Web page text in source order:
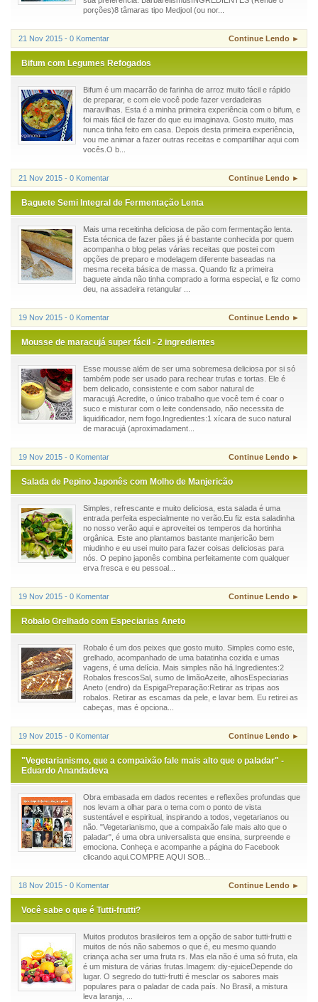
porções)8 tâmaras tipo Medjool (ou nor...
21 Nov 2015 - 0 Komentar Continue Lendo ►
Bifum com Legumes Refogados
Bifum é um macarrão de farinha de arroz muito fácil e rápido
de preparar, e com ele você pode fazer verdadeiras
maravilhas. Esta é a minha primeira experiência com o bifum, e
foi mais fácil de fazer do que eu imaginava. Gosto muito, mas
nunca tinha feito em casa. Depois desta primeira experiência,
vou me animar a fazer outras receitas e compartilhar aqui com
vocês.O b...
21 Nov 2015 - 0 Komentar Continue Lendo ►
Baguete Semi Integral de Fermentação Lenta
Mais uma receitinha deliciosa de pão com fermentação lenta.
Esta técnica de fazer pães já é bastante conhecida por quem
acompanha o blog pelas várias receitas que postei com
opções de preparo e modelagem diferente baseadas na
mesma receita básica de massa. Quando fiz a primeira
baguete ainda não tinha comprado a forma especial, e fiz como
deu, na assadeira retangular ...
19 Nov 2015 - 0 Komentar Continue Lendo ►
Mousse de maracujá super fácil - 2 ingredientes
Esse mousse além de ser uma sobremesa deliciosa por si só
também pode ser usado para rechear trufas e tortas. Ele é
bem delicado, consistente e com sabor natural de
maracujá.Acredite, o único trabalho que você tem é coar o
suco e misturar com o leite condensado, não necessita de
liquidificador, nem fogo.Ingredientes:1 xícara de suco natural
de maracujá (aproximadament...
19 Nov 2015 - 0 Komentar Continue Lendo ►
Salada de Pepino Japonês com Molho de Manjericão
Simples, refrescante e muito deliciosa, esta salada é uma
entrada perfeita especialmente no verão.Eu fiz esta saladinha
no nosso verão aqui e aproveitei os temperos da hortinha
orgânica. Este ano plantamos bastante manjericão bem
miudinho e eu usei muito para fazer coisas deliciosas para
nós. O pepino japonês combina perfeitamente com qualquer
erva fresca e eu pessoal...
19 Nov 2015 - 0 Komentar Continue Lendo ►
Robalo Grelhado com Especiarias Aneto
Robalo é um dos peixes que gosto muito. Simples como este,
grelhado, acompanhado de uma batatinha cozida e umas
vagens, é uma delícia. Mais simples não há.Ingredientes:2
Robalos frescosSal, sumo de limãoAzeite, alhosEspeciarias
Aneto (endro) da EspigaPreparação:Retirar as tripas aos
robalos. Retirar as escamas da pele, e lavar bem. Eu retirei as
cabeças, mas é opciona...
19 Nov 2015 - 0 Komentar Continue Lendo ►
"Vegetarianismo, que a compaixão fale mais alto que o paladar" -
Eduardo Anandadeva
Obra embasada em dados recentes e reflexões profundas que
nos levam a olhar para o tema com o ponto de vista
sustentável e espiritual, inspirando a todos, vegetarianos ou
não. "Vegetarianismo, que a compaixão fale mais alto que o
paladar", é uma obra universalista que ensina, surpreende e
emociona. Conheça e acompanhe a página do Facebook
clicando aqui.COMPRE AQUI SOB...
18 Nov 2015 - 0 Komentar Continue Lendo ►
Você sabe o que é Tutti-frutti?
Muitos produtos brasileiros tem a opção de sabor tutti-frutti e
muitos de nós não sabemos o que é, eu mesmo quando
criança acha ser uma fruta rs. Mas ela não é uma só fruta, ela
é um mistura de várias frutas.Imagem: diy-ejuiceDepende do
lugar. O segredo do tutti-frutti é mesclar os sabores mais
populares para o paladar de cada país. No Brasil, a mistura
leva laranja, ...